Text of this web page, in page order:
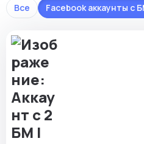
Все Facebook аккаунты с